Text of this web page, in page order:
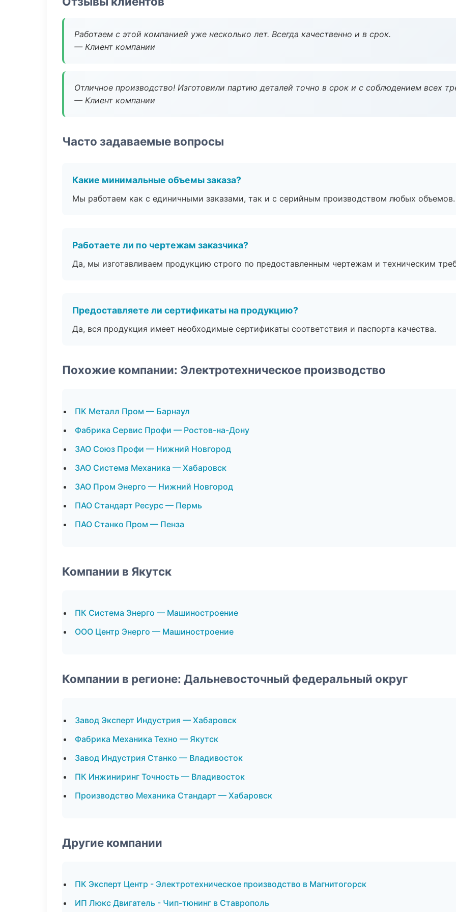
Работаем с этой компанией уже несколько лет. Всегда качественно и в срок.
— Клиент компании
Отличное производство! Изготовили партию деталей точно в срок и с соблюдением всех
— Клиент компании
Часто задаваемые вопросы
Какие минимальные объемы заказа?
Мы работаем как с единичными заказами, так и с серийным производством любых объемов.
Работаете ли по чертежам заказчика?
Да, мы изготавливаем продукцию строго по предоставленным чертежам и техническим
Предоставляете ли сертификаты на продукцию?
Да, вся продукция имеет необходимые сертификаты соответствия и паспорта качества.
Похожие компании: Электротехническое производство
ПК Металл Пром — Барнаул
Фабрика Сервис Профи — Ростов-на-Дону
ЗАО Союз Профи — Нижний Новгород
ЗАО Система Механика — Хабаровск
ЗАО Пром Энерго — Нижний Новгород
ПАО Стандарт Ресурс — Пермь
ПАО Станко Пром — Пенза
Компании в Якутск
ПК Система Энерго — Машиностроение
ООО Центр Энерго — Машиностроение
Компании в регионе: Дальневосточный федеральный округ
Завод Эксперт Индустрия — Хабаровск
Фабрика Механика Техно — Якутск
Завод Индустрия Станко — Владивосток
ПК Инжиниринг Точность — Владивосток
Производство Механика Стандарт — Хабаровск
Другие компании
ПК Эксперт Центр - Электротехническое производство в Магнитогорск
ИП Люкс Двигатель - Чип-тюнинг в Ставрополь